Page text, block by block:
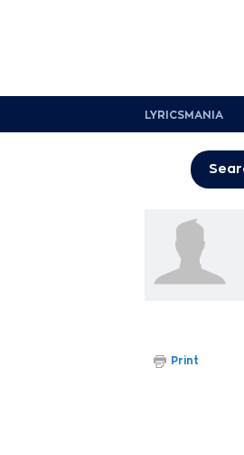
LYRICSMANIA
Print